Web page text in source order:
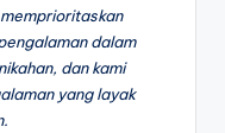
dalam
dan kami
yang layak